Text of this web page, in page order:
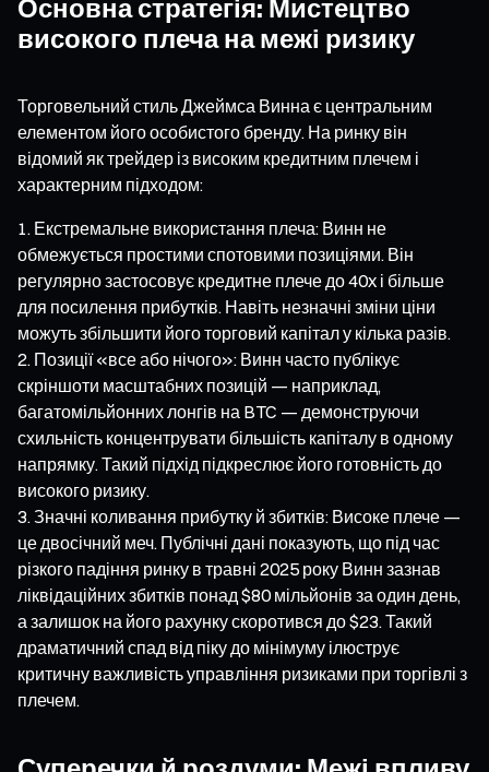
Основна стратегія: Мистецтво
високого плеча на межі ризику
Торговельний стиль Джеймса Винна є центральним
елементом його особистого бренду. На ринку він
відомий як трейдер із високим кредитним плечем і
характерним підходом:
Екстремальне використання плеча: Винн не
обмежується простими спотовими позиціями. Він
регулярно застосовує кредитне плече до 40x і більше
для посилення прибутків. Навіть незначні зміни ціни
можуть збільшити його торговий капітал у кілька разів.
Позиції «все або нічого»: Винн часто публікує
скріншоти масштабних позицій — наприклад,
багатомільйонних лонгів на BTC — демонструючи
схильність концентрувати більшість капіталу в одному
напрямку. Такий підхід підкреслює його готовність до
високого ризику.
Значні коливання прибутку й збитків: Високе плече —
це двосічний меч. Публічні дані показують, що під час
різкого падіння ринку в травні 2025 року Винн зазнав
ліквідаційних збитків понад $80 мільйонів за один день,
а залишок на його рахунку скоротився до $23. Такий
драматичний спад від піку до мінімуму ілюструє
критичну важливість управління ризиками при торгівлі з
плечем.